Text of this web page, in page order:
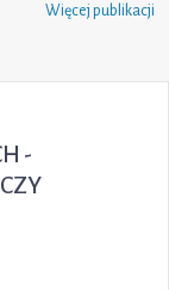
Więcej publikacji
-